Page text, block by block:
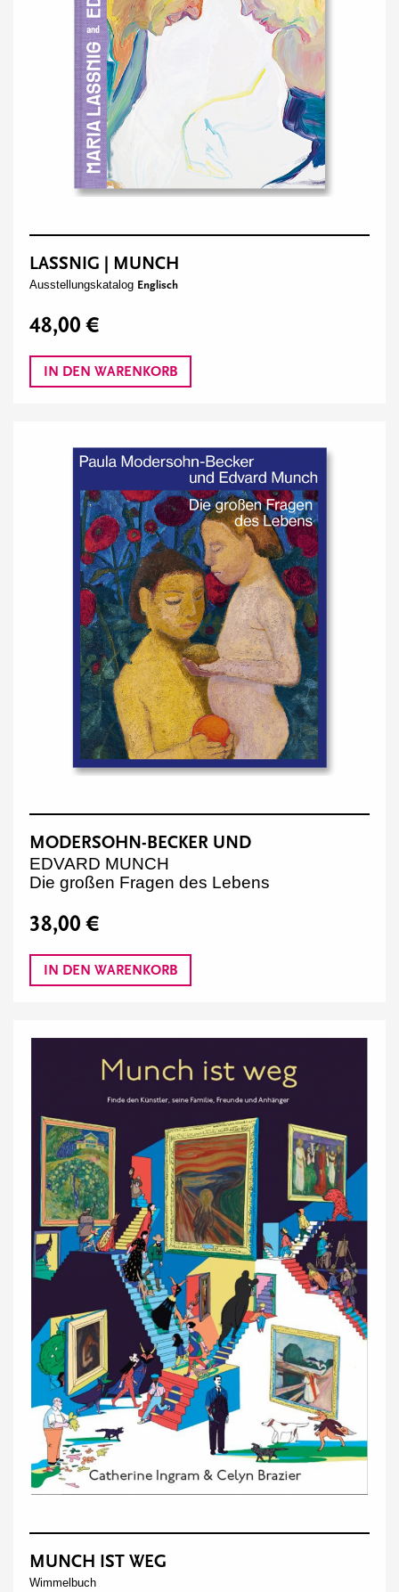
LASSNIG | MUNCH
Ausstellungskatalog Englisch
48,00 €
IN DEN WARENKORB
MODERSOHN-BECKER UND
EDVARD MUNCH
Die großen Fragen des Lebens
38,00 €
IN DEN WARENKORB
MUNCH IST WEG
Wimmelbuch